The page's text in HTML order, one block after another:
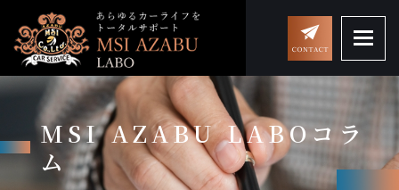
MSI AZABU LABOコラ
ム